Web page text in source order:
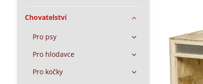
Chovatelství
Pro psy
Pro hlodavce
Pro kočky